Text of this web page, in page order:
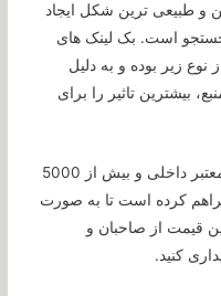
و طبیعی ترین شکل ایجاد
جستجو است. بک لینک های
نوع زیر بوده و به دلیل
بیشترین تاثیر را برای
پلتفرم با همکاری بیش از 1000 رسانه معتبر داخلی و بیش از 5000
کرده است تا به صورت
قیمت از صاحبان و
کنید.